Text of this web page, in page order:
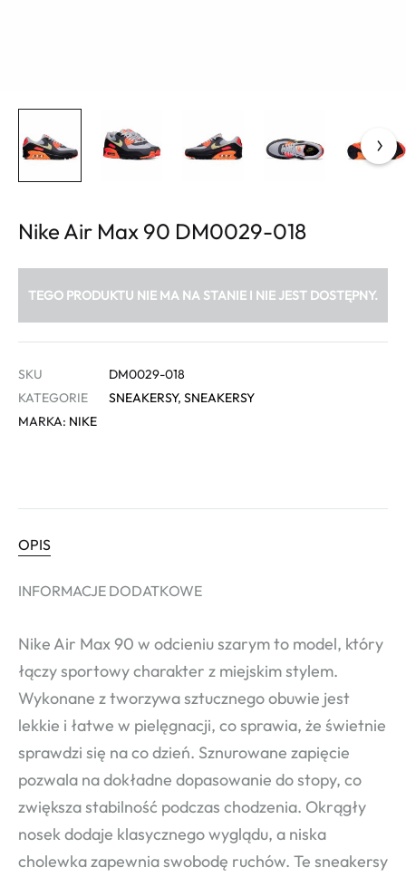
Nike Air Max 90 DM0029-018
TEGO PRODUKTU NIE MA NA STANIE I NIE JEST DOSTĘPNY.
SKU
DM0029-018
KATEGORIE
SNEAKERSY, SNEAKERSY
MARKA: NIKE
OPIS
INFORMACJE DODATKOWE
Nike Air Max 90 w odcieniu szarym to model, który
łączy sportowy charakter z miejskim stylem.
Wykonane z tworzywa sztucznego obuwie jest
lekkie i łatwe w pielęgnacji, co sprawia, że świetnie
sprawdzi się na co dzień. Sznurowane zapięcie
pozwala na dokładne dopasowanie do stopy, co
zwiększa stabilność podczas chodzenia. Okrągły
nosek dodaje klasycznego wyglądu, a niska
cholewka zapewnia swobodę ruchów. Te sneakersy